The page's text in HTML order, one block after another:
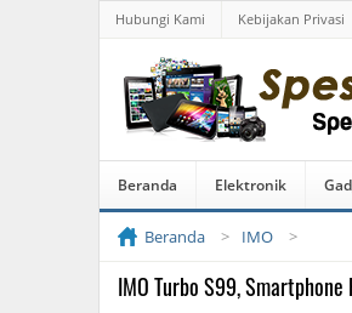
Hubungi Kami Kebijakan Privasi
Beranda Elektronik
Beranda IMO
IMO Turbo S99,